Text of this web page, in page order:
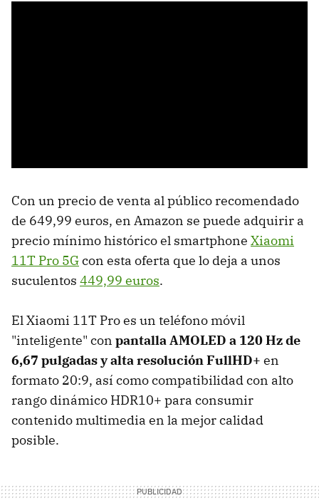
Con un precio de venta al público recomendado
de 649,99 euros, en Amazon se puede adquirir a
precio mínimo histórico el smartphone Xiaomi
11T Pro 5Gcon esta oferta que lo deja a unos
suculentos 449,99 euros.
El Xiaomi 11T Pro es un teléfono móvil
"inteligente" con pantalla AMOLED a 120 Hz de
6,67 pulgadas y alta resolución FullHD+ en
formato 20:9, así como compatibilidad con alto
rango dinámico HDR10+ para consumir
contenido multimedia en la mejor calidad
posible.